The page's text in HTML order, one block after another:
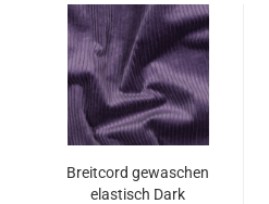
Breitcord gewaschen
elastisch Dark